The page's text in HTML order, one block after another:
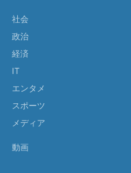
社会
政治
経済
IT
エンタメ
スポーツ
メディア
動画